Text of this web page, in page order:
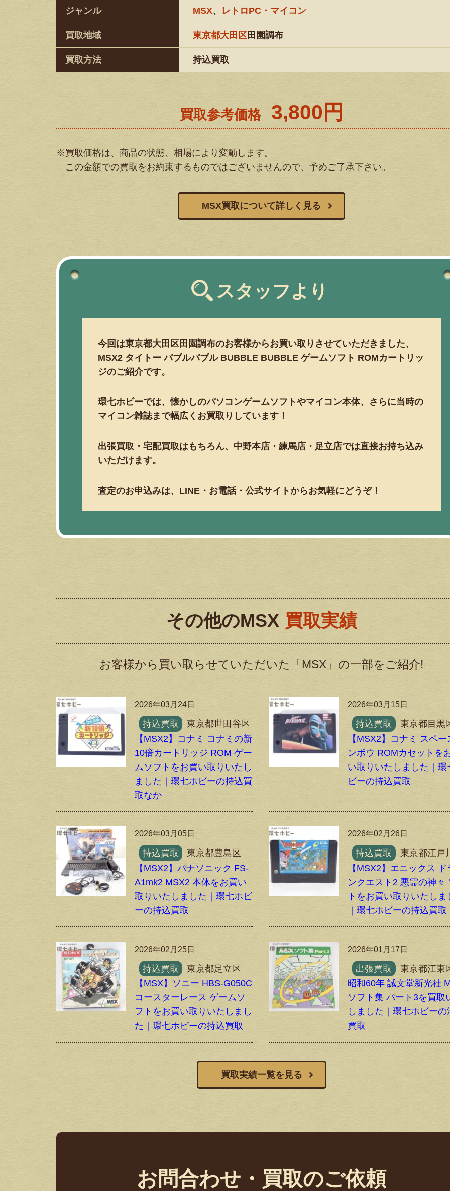
ジャンル MSX、 レトロPC・マイコン
買取地域 東京都大田区田園調布
買取方法 持込買取
買取参考価格 3,800円
※買取価格は、商品の状態、相場により変動します。
この金額での買取をお約束するものではございませんので、予めご了承下さい。
MSX買取について詳しく見る
スタッフより
今回は東京都大田区田園調布のお客様からお買い取りさせていただきました、
MSX2 タイトー バブルバブル BUBBLE BUBBLE ゲームソフト ROMカートリッ
ジのご紹介です。
環七ホビーでは、懐かしのパソコンゲームソフトやマイコン本体、さらに当時の
マイコン雑誌まで幅広くお買取りしています！
出張買取・宅配買取はもちろん、中野本店・練馬店・足立店では直接お持ち込み
いただけます。
査定のお申込みは、LINE・お電話・公式サイトからお気軽にどうぞ！
その他のMSX 買取実績
お客様から買い取らせていただいた「MSX」の一部をご紹介!
2026年03月24日
持込買取
東京都世田谷区
【MSX2】コナミ コナミの新
10倍カートリッジ ROM ゲー
ムソフトをお買い取りいたし
ました｜環七ホビーの持込買
取なか
2026年03月15日
持込買取
東京都目黒
【MSX2】コナミ スペー
ンボウ ROMカセットを
い取りいたしました｜環
ビーの持込買取
2026年03月05日
持込買取
東京都豊島区
【MSX2】パナソニック FS-
A1mk2 MSX2 本体をお買い
取りいたしました｜環七ホビ
ーの持込買取
2026年02月26日
持込買取
東京都江戸
【MSX2】エニックス ド
ンクエスト2 悪霊の神々
トをお買い取りいたしま
｜環七ホビーの持込買取
2026年02月25日
持込買取
東京都足立区
【MSX】ソニー HBS-G050C
コースターレース ゲームソ
フトをお買い取りいたしまし
た｜環七ホビーの持込買取
2026年01月17日
出張買取
東京都江東
昭和60年 誠文堂新光社
ソフト集 パート3を買取
しました｜環七ホビーの
買取
買取実績一覧を見る
お問合わせ・買取のご依頼